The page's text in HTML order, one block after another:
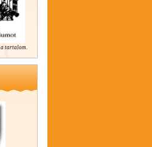
tartalom.